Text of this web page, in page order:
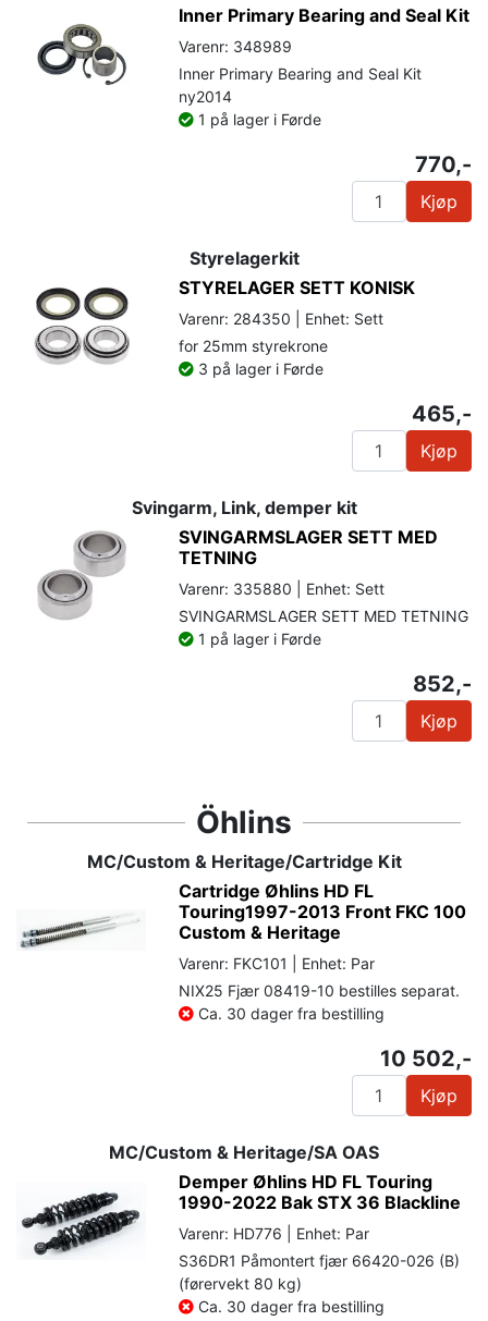
Inner Primary Bearing and Seal Kit
Varenr: 348989
Inner Primary Bearing and Seal Kit
ny2014
1 på lager i Førde
770,-
Kjøp
Styrelagerkit
STYRELAGER SETT KONISK
Varenr: 284350 | Enhet: Sett
for 25mm styrekrone
3 på lager i Førde
465,-
Kjøp
Svingarm, Link, demper kit
SVINGARMSLAGER SETT MED
TETNING
Varenr: 335880 | Enhet: Sett
SVINGARMSLAGER SETT MED TETNING
1 på lager i Førde
852,-
Kjøp
Öhlins
MC/Custom & Heritage/Cartridge Kit
Cartridge Øhlins HD FL
Touring1997-2013 Front FKC 100
Custom & Heritage
Varenr: FKC101 | Enhet: Par
NIX25 Fjær 08419-10 bestilles separat.
Ca. 30 dager fra bestilling
10 502,-
Kjøp
MC/Custom & Heritage/SA OAS
Demper Øhlins HD FL Touring
1990-2022 Bak STX 36 Blackline
Varenr: HD776 | Enhet: Par
S36DR1 Påmontert fjær 66420-026 (B)
(førervekt 80 kg)
Ca. 30 dager fra bestilling